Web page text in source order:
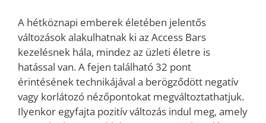
A hétköznapi emberek életében jelentős
változások alakulhatnak ki az Access Bars
kezelésnek hála, mindez az üzleti életre is
hatással van. A fejen található 32 pont
érintésének technikájával a berögződött negatív
vagy korlátozó nézőpontokat megváltoztathatjuk.
Ilyenkor egyfajta pozitív változás indul meg, amely